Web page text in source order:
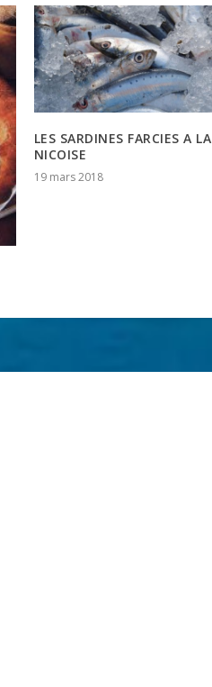
LES SARDINES FARCIES A LA
NICOISE
19 mars 2018